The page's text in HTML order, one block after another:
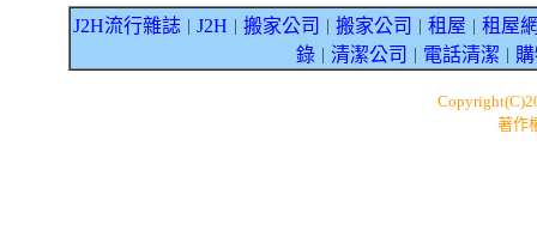
J2H流行雜誌 J2H 搬家公司 搬家公司 租屋
租屋
錄｜ 清潔公司 電話清潔
著作